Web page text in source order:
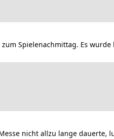
Spielenachmittag. Es
nicht allzu lange dauerte,